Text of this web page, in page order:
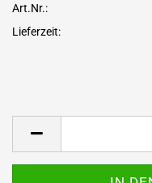
Art.Nr.:
Lieferzeit: